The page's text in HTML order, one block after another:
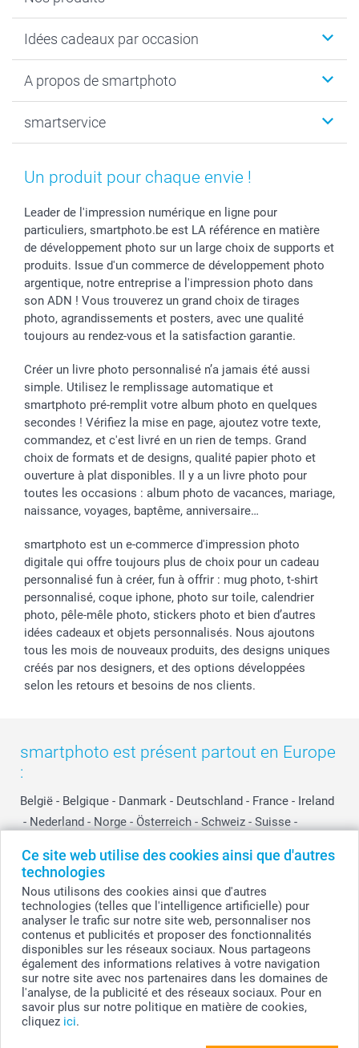
Ce site web utilise des cookies ainsi que d'autres
technologies
Nous utilisons des cookies ainsi que d'autres
technologies (telles que l'intelligence artificielle) pour
analyser le trafic sur notre site web, personnaliser nos
contenus et publicités et proposer des fonctionnalités
disponibles sur les réseaux sociaux. Nous partageons
également des informations relatives à votre navigation
sur notre site avec nos partenaires dans les domaines de
l'analyse, de la publicité et des réseaux sociaux. Pour en
savoir plus sur notre politique en matière de cookies,
cliquez ici.
Cadeaux photo
Tirage photo & agrandissement
MyNameBook
Stickers & Etiquettes
Calendrier photos & Agendas photo
Dénicheur d'idées cadeau
Idées cadeaux par occasion
Anniversaire
Fin d'études
Naissance & baptême
Toussaint
Rentrée des classes
Communion
Saint-Valentin
Vacances
A propos de smartphoto
Durabilité
Conditions
Plaintes
Conditions générales
Vie privée
Gestion des cookies
Tarifs
Investisseurs
Droit de rétractation
smartservice
smartgarantie
smartfriends
Modes de paiement
Modes de livraison
Grandes Quantités
Statut de ma commande
Un produit pour chaque envie !
Leader de l'impression numérique en ligne pour
particuliers, smartphoto.be est LA référence en matière
de développement photo sur un large choix de supports et
produits. Issue d'un commerce de développement photo
argentique, notre entreprise a l'impression photo dans
son ADN ! Vous trouverez un grand choix de tirages
photo, agrandissements et posters, avec une qualité
toujours au rendez-vous et la satisfaction garantie.
Créer un livre photo personnalisé n’a jamais été aussi
simple. Utilisez le remplissage automatique et
smartphoto pré-remplit votre album photo en quelques
secondes ! Vérifiez la mise en page, ajoutez votre texte,
commandez, et c'est livré en un rien de temps. Grand
choix de formats et de designs, qualité papier photo et
ouverture à plat disponibles. Il y a un livre photo pour
toutes les occasions : album photo de vacances, mariage,
naissance, voyages, baptême, anniversaire…
smartphoto est un e-commerce d'impression photo
digitale qui offre toujours plus de choix pour un cadeau
personnalisé fun à créer, fun à offrir : mug photo, t-shirt
personnalisé, coque iphone, photo sur toile, calendrier
photo, pêle-mêle photo, stickers photo et bien d’autres
idées cadeaux et objets personnalisés. Nous ajoutons
tous les mois de nouveaux produits, des designs uniques
créés par nos designers, et des options développées
selon les retours et besoins de nos clients.
smartphoto est présent partout en Europe
:
België - Belgique - Danmark - Deutschland - France - Ireland
- Nederland - Norge - Österreich - Schweiz - Suisse -
Other Countries
© smartphoto group. Tous droits réservés
smartphoto group SA.
Siège social : Kwatrechtsteenweg 160, 9230 Wetteren, Belgique
Numéro de TVA BE 0405.706.755
Numéro d'entreprise 0405.706.755.
Tous les prix sont en EURO (€), TVA incluse et hors frais de port.